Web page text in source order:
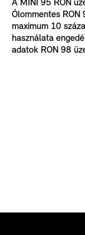
A MINI 95 RON
Ólommentes RON
maximum 10
használata
adatok RON 98